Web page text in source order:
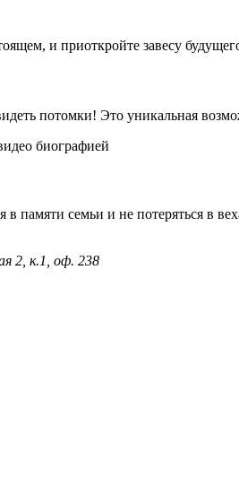
и приоткройте завесу
потомки! Это уникальная
биографией
в памяти семьи и не потеряться в
2, к.1, оф. 238